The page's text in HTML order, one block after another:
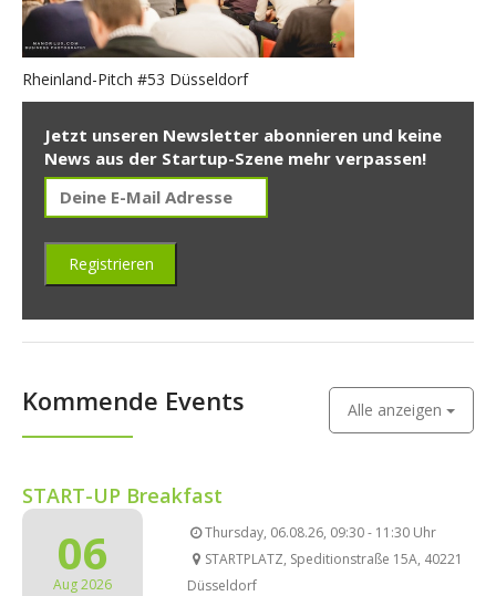
Rheinland-Pitch #53 Düsseldorf
Jetzt unseren Newsletter abonnieren und keine
News aus der Startup-Szene mehr verpassen!
Kommende Events Alle anzeigen
START-UP Breakfast
06
Aug 2026
Thursday, 06.08.26, 09:30 - 11:30 Uhr
STARTPLATZ, Speditionstraße 15A, 40221
Düsseldorf